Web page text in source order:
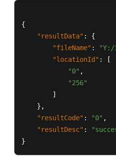
引
下
单
引
{
"resultData" :
{
"fileName" :
"Y:/
"locationId" :
[
"0" ,
"256"
]
} ,
"resultCode" : "0" ,
"resultDesc" :
}